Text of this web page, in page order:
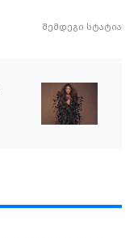
შემდეგი სტატია